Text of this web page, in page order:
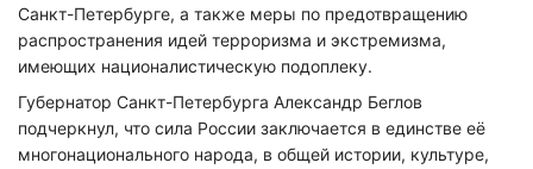
Санкт-Петербурге, а также меры по предотвращению
распространения идей терроризма и экстремизма,
имеющих националистическую подоплеку.
Губернатор Санкт-Петербурга Александр Беглов
подчеркнул, что сила России заключается в единстве её
многонационального народа, в общей истории, культуре,